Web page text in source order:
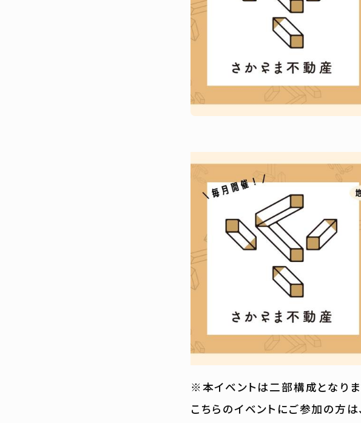
※本イベントは二部構成となりま
こちらのイベントにご参加の方